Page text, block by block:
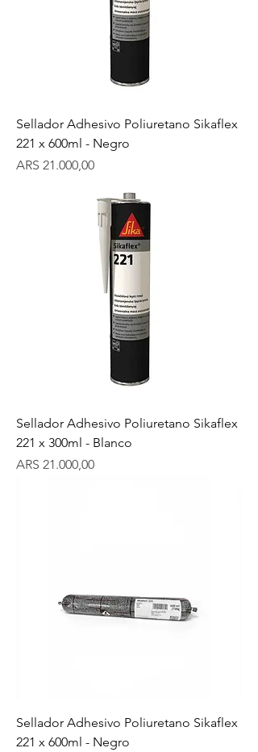
Sellador Adhesivo Poliuretano Sikaflex
221 x 600ml - Negro
Precio
ARS 21.000,00
Sellador Adhesivo Poliuretano Sikaflex
221 x 300ml - Blanco
Precio
ARS 21.000,00
Sellador Adhesivo Poliuretano Sikaflex
221 x 600ml - Negro